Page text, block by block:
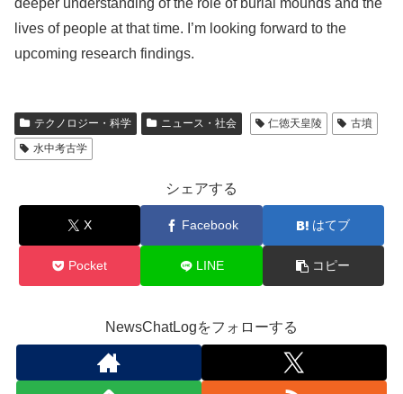
lives of people at that time. I’m looking forward to the
upcoming research findings.
テクノロジー・科学 ニュース・社会 仁徳天皇陵
古墳
水中考古学
シェアする
X Facebook はてブ
Pocket LINE コピー
NewsChatLogをフォローする